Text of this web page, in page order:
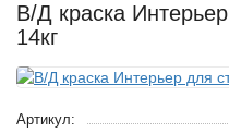
В/Д краска
14кг
Артикул: